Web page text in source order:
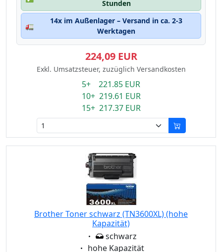
Stunden
🚛
14x im Außenlager – Versand in ca. 2-3
Werktagen
224,09 EUR
Exkl. Umsatzsteuer, zuzüglich Versandkosten
5+ 221.85 EUR
10+ 219.61 EUR
15+ 217.37 EUR
Brother Toner schwarz (TN3600XL) (hohe
Kapazität)
Eigenschaft:
schwarz
Eigenschaft:
hohe Kapazität